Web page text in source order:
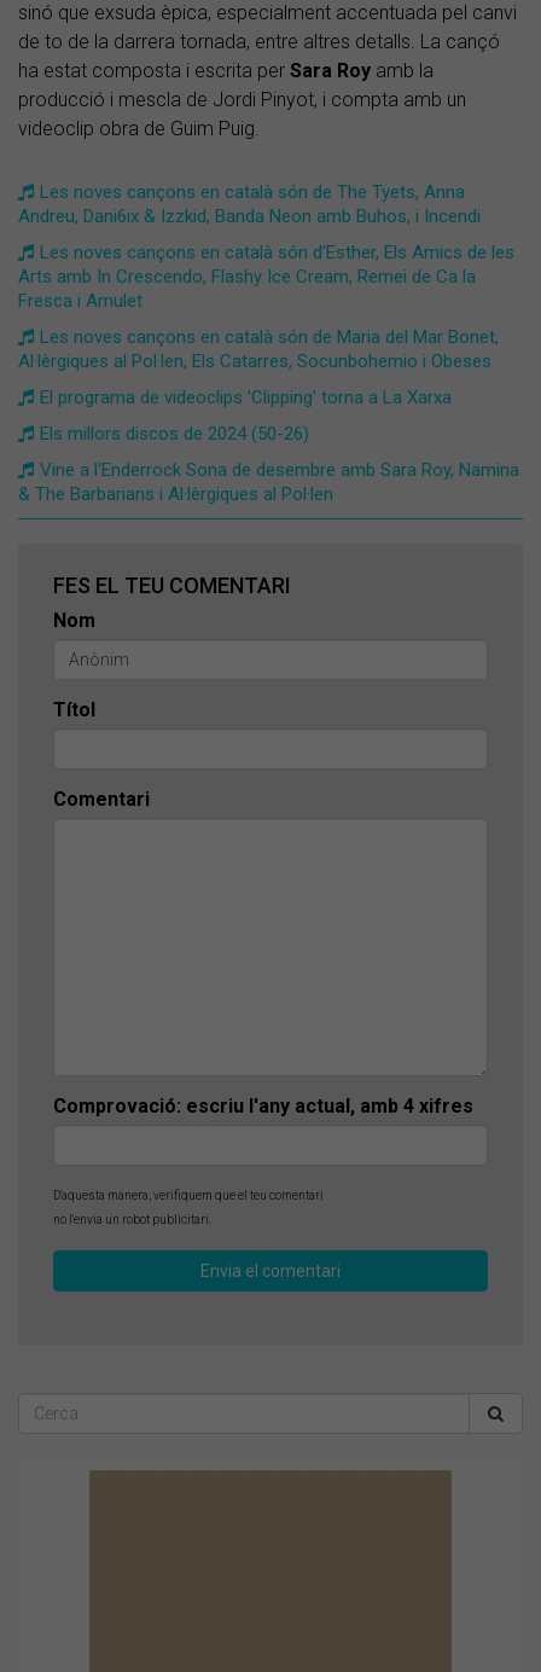
sinó que exsuda èpica, especialment accentuada pel canvi
de to de la darrera tornada, entre altres detalls. La cançó
ha estat composta i escrita per Sara Roy amb la
producció i mescla de Jordi Pinyot, i compta amb un
videoclip obra de Guim Puig.
Les noves cançons en català són de The Tyets, Anna
Andreu, Dani6ix & Izzkid, Banda Neon amb Buhos, i Incendi
Les noves cançons en català són d'Esther, Els Amics de les
Arts amb In Crescendo, Flashy Ice Cream, Remei de Ca la
Fresca i Amulet
Les noves cançons en català són de Maria del Mar Bonet,
Al·lèrgiques al Pol·len, Els Catarres, Socunbohemio i Obeses
El programa de videoclips 'Clipping' torna a La Xarxa
Els millors discos de 2024 (50-26)
Vine a l'Enderrock Sona de desembre amb Sara Roy, Namina
& The Barbarians i Al·lèrgiques al Pol·len
FES EL TEU COMENTARI
Nom
Títol
Comentari
Comprovació: escriu l'any actual, amb 4 xifres
D'aquesta manera, verifiquem que el teu comentari
no l'envia un robot publicitari.